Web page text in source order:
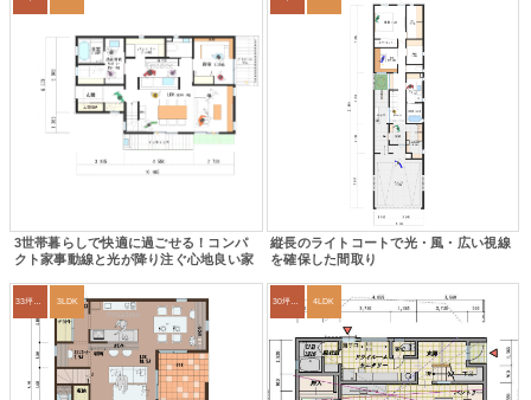
3世帯暮らしで快適に過ごせる！コンパ
クト家事動線と光が降り注ぐ心地良い家
縦長のライトコートで光・風・広い視線
を確保した間取り
3LDK 30坪～33坪 4LDK